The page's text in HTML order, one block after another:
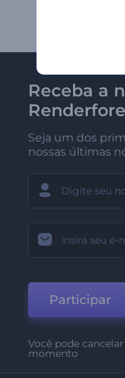
Receba a
Seja um dos
nossas últimas
Participar
Você pode
momento